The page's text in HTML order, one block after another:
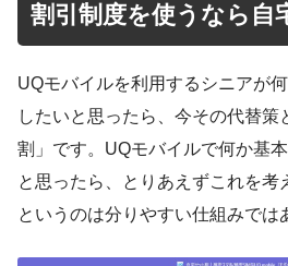
割引制度を使うなら自
UQモバイルを利用するシニアが
したいと思ったら、今その代替策
割」です。UQモバイルで何か基
と思ったら、とりあえずこれを考
というのは分りやすい仕組みでは